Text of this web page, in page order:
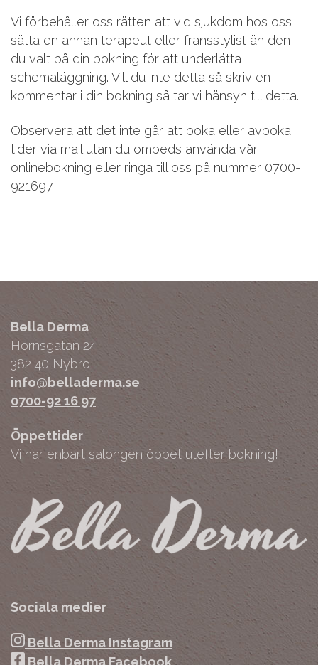
Vi förbehåller oss rätten att vid sjukdom hos oss
sätta en annan terapeut eller fransstylist än den
du valt på din bokning för att underlätta
schemaläggning. Vill du inte detta så skriv en
kommentar i din bokning så tar vi hänsyn till detta.
Observera att det inte går att boka eller avboka
tider via mail utan du ombeds använda vår
onlinebokning eller ringa till oss på nummer 0700-
921697
Bella Derma
Hornsgatan 24
382 40 Nybro
info@belladerma.se
0700-92 16 97
Öppettider
Vi har enbart salongen öppet utefter bokning!
Sociala medier
Bella Derma Instagram